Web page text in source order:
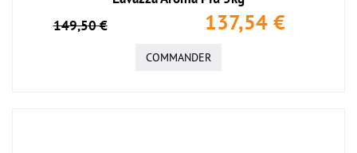
149,50 €
137,54 €
COMMANDER